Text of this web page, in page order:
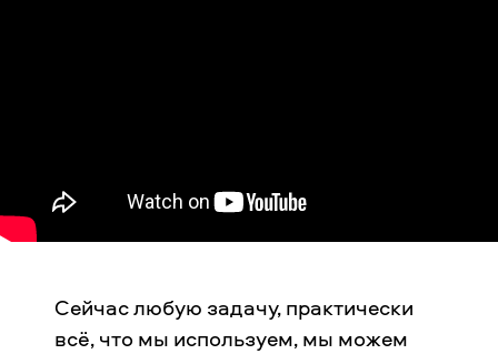
Сейчас любую задачу, практически
всё, что мы используем, мы можем